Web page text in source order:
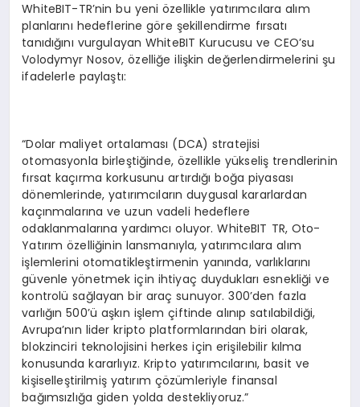
WhiteBIT-TR’nin bu yeni özellikle yatırımcılara alım
planlarını hedeflerine göre şekillendirme fırsatı
tanıdığını vurgulayan WhiteBIT Kurucusu ve CEO’su
Volodymyr Nosov, özelliğe ilişkin değerlendirmelerini şu
ifadelerle paylaştı:
“Dolar maliyet ortalaması (DCA) stratejisi
otomasyonla birleştiğinde, özellikle yükseliş trendlerinin
fırsat kaçırma korkusunu artırdığı boğa piyasası
dönemlerinde, yatırımcıların duygusal kararlardan
kaçınmalarına ve uzun vadeli hedeflere
odaklanmalarına yardımcı oluyor. WhiteBIT TR, Oto-
Yatırım özelliğinin lansmanıyla, yatırımcılara alım
işlemlerini otomatikleştirmenin yanında, varlıklarını
güvenle yönetmek için ihtiyaç duydukları esnekliği ve
kontrolü sağlayan bir araç sunuyor. 300’den fazla
varlığın 500’ü aşkın işlem çiftinde alınıp satılabildiği,
Avrupa’nın lider kripto platformlarından biri olarak,
blokzinciri teknolojisini herkes için erişilebilir kılma
konusunda kararlıyız. Kripto yatırımcılarını, basit ve
kişiselleştirilmiş yatırım çözümleriyle finansal
bağımsızlığa giden yolda destekliyoruz.”